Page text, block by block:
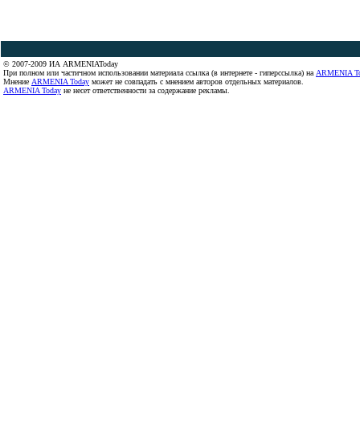
© 2007-2009 ИА ARMENIAToday
При полном или частичном использовании материала ссылка (в интернете - гиперссылка) на ARMENIA
Мнение ARMENIA Today может не совпадать с мнением авторов отдельных материалов.
ARMENIA Today не несет ответственности за содержание рекламы.